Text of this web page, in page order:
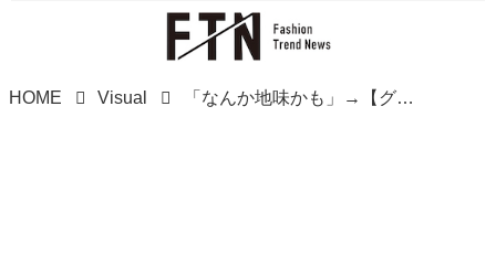
HOME Visual 「なんか地味かも」→【グローバルワーク】で解決！ 40・50代の即戦力♡「レイヤードアイテム」